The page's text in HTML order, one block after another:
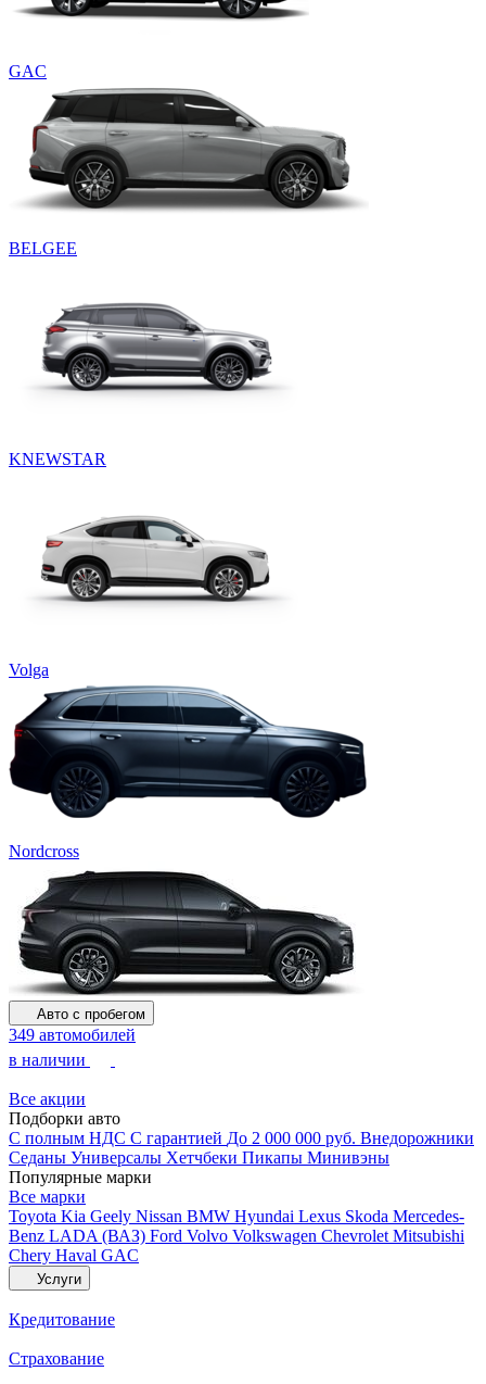
GAC
BELGEE
KNEWSTAR
Volga
Nordcross
Авто с пробегом
349 автомобилей
в наличии
Все акции
Подборки авто
С полным НДС С гарантией До 2 000 000 руб. Внедорожники
Седаны Универсалы Хетчбеки Пикапы Минивэны
Популярные марки
Все марки
Toyota Kia Geely Nissan BMW Hyundai Lexus Skoda Mercedes-
Benz LADA (ВАЗ) Ford Volvo Volkswagen Chevrolet Mitsubishi
Chery Haval GAC
Услуги
Кредитование
Страхование